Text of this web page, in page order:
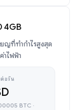
4GB
ยญที่ทำกำไรสูงสุด
ไฟฟ้า
ต่อวัน
BTC ·